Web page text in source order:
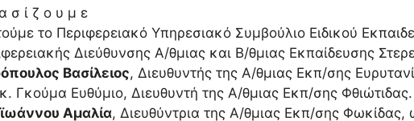
σ ί ζ ο υ μ ε
το Περιφερειακό Υπηρεσιακό Συμβούλιο Ειδικού
Διεύθυνσης Α/θμιας και Β/θμιας Εκπαίδευσης
Βασίλειος, Διευθυντής της Α/θμιας Εκπ/σης
Γκούμα Ευθύμιο, Διευθυντή της Α/θμιας Εκπ/σης Φθιώτιδας.
Αμαλία, Διευθύντρια της Α/θμιας Εκπ/σης